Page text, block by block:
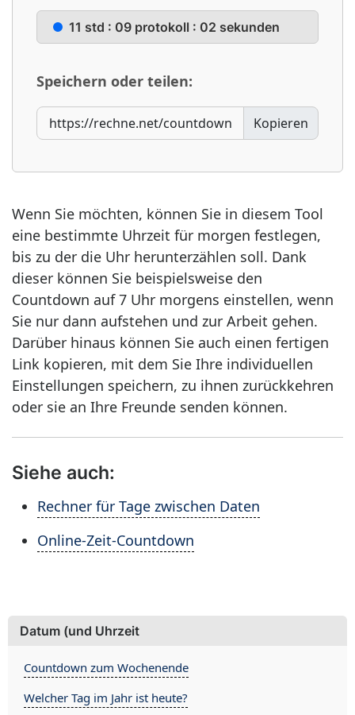
11 std : 09 protokoll : 01 sekunden
Speichern oder teilen:
Kopieren
Wenn Sie möchten, können Sie in diesem Tool
eine bestimmte Uhrzeit für morgen festlegen,
bis zu der die Uhr herunterzählen soll. Dank
dieser können Sie beispielsweise den
Countdown auf 7 Uhr morgens einstellen, wenn
Sie nur dann aufstehen und zur Arbeit gehen.
Darüber hinaus können Sie auch einen fertigen
Link kopieren, mit dem Sie Ihre individuellen
Einstellungen speichern, zu ihnen zurückkehren
oder sie an Ihre Freunde senden können.
Siehe auch:
Rechner für Tage zwischen Daten
Online-Zeit-Countdown
Datum (und Uhrzeit
Countdown zum Wochenende
Welcher Tag im Jahr ist heute?